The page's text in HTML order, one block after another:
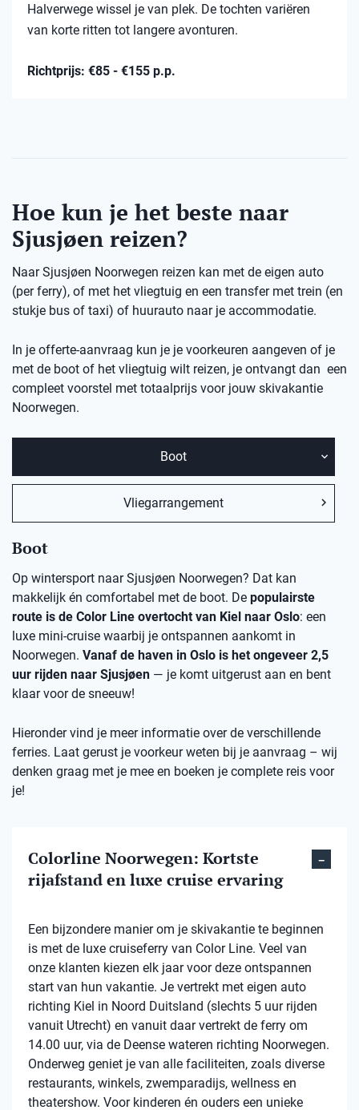
Halverwege wissel je van plek. De tochten variëren
van korte ritten tot langere avonturen.
Richtprijs: €85 - €155 p.p.
Hoe kun je het beste naar
Sjusjøen reizen?
Naar Sjusjøen Noorwegen reizen kan met de eigen auto
(per ferry), of met het vliegtuig en een transfer met trein (en
stukje bus of taxi) of huurauto naar je accommodatie.
In je offerte-aanvraag kun je je voorkeuren aangeven of je
met de boot of het vliegtuig wilt reizen, je ontvangt dan een
compleet voorstel met totaalprijs voor jouw skivakantie
Noorwegen.
Boot
Vliegarrangement
Boot
Op wintersport naar Sjusjøen Noorwegen? Dat kan
makkelijk én comfortabel met de boot. De populairste
route is de Color Line overtocht van Kiel naar Oslo: een
luxe mini-cruise waarbij je ontspannen aankomt in
Noorwegen. Vanaf de haven in Oslo is het ongeveer 2,5
uur rijden naar Sjusjøen — je komt uitgerust aan en bent
klaar voor de sneeuw!
Hieronder vind je meer informatie over de verschillende
ferries. Laat gerust je voorkeur weten bij je aanvraag – wij
denken graag met je mee en boeken je complete reis voor
je!
Colorline Noorwegen: Kortste
rijafstand en luxe cruise ervaring
Een bijzondere manier om je skivakantie te beginnen
is met de luxe cruiseferry van Color Line. Veel van
onze klanten kiezen elk jaar voor deze ontspannen
start van hun vakantie. Je vertrekt met eigen auto
richting Kiel in Noord Duitsland (slechts 5 uur rijden
vanuit Utrecht) en vanuit daar vertrekt de ferry om
14.00 uur, via de Deense wateren richting Noorwegen.
Onderweg geniet je van alle faciliteiten, zoals diverse
restaurants, winkels, zwemparadijs, wellness en
theatershow. Voor kinderen én ouders een unieke